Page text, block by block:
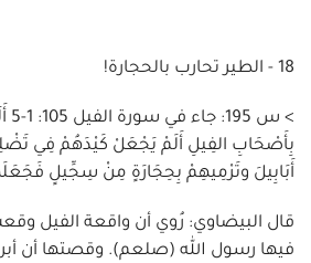
18 - الطير تحارب بالحجارة!
بِأَصْحَابِ الفِيلِ أَلَمْ يَجْعَلْ كَيْدَهُمْ فِي
أَبَابِيلَ وتَرْمِيهِمْ بِحِجَارَةٍ مِنْ سِجِّيلٍ
قال البيضاوي: رُوي أن واقعة الفيل
فيها رسول الله (صلعم). وقصتها أن